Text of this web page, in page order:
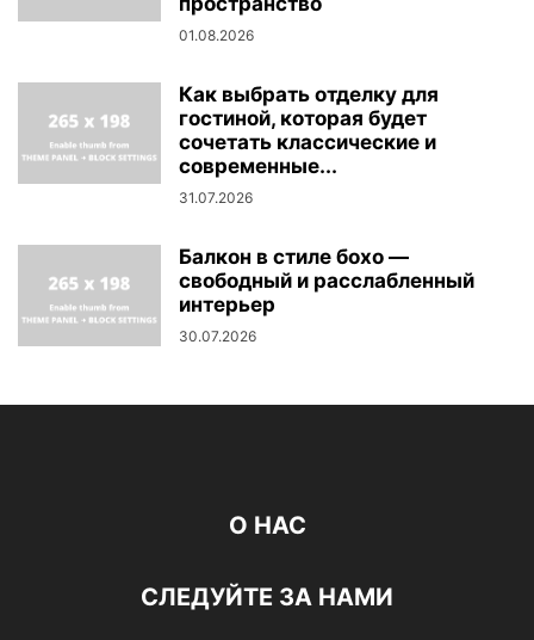
01.08.2026
Как выбрать отделку для
гостиной, которая будет
сочетать классические и
современные...
31.07.2026
Балкон в стиле бохо —
свободный и расслабленный
интерьер
30.07.2026
О НАС
СЛЕДУЙТЕ ЗА НАМИ